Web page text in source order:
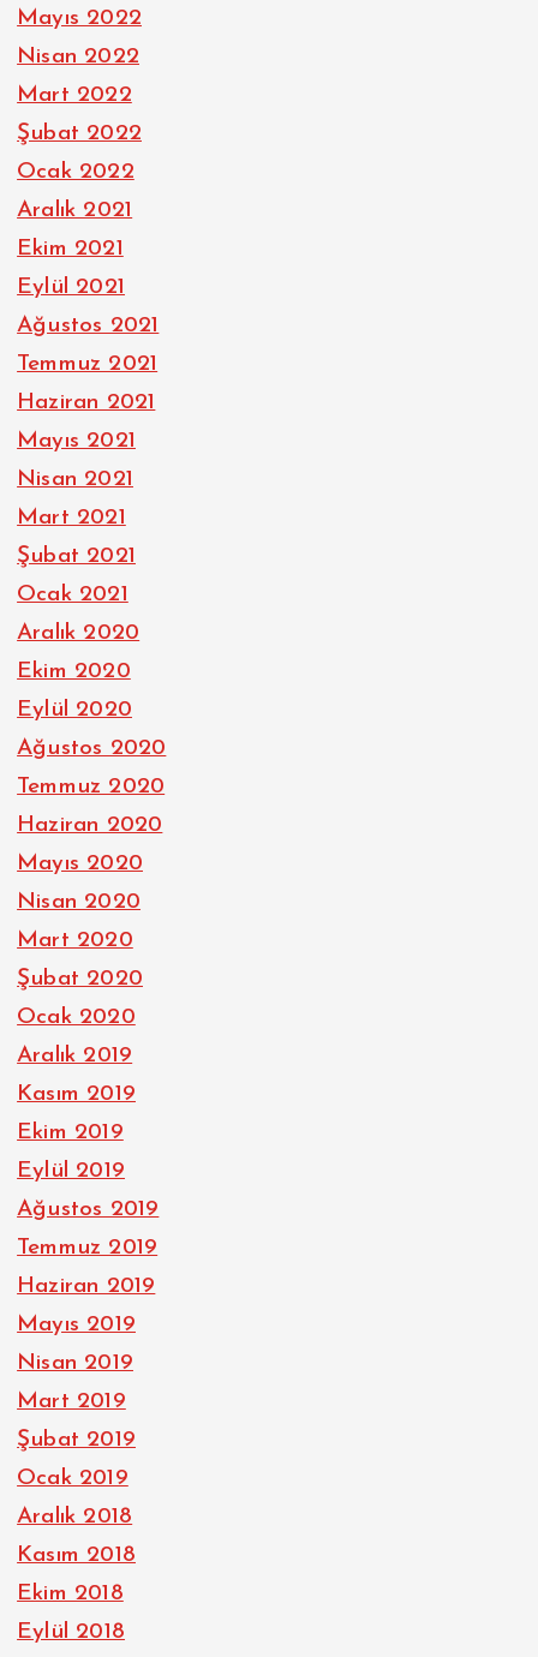
Mayıs 2022
Nisan 2022
Mart 2022
Şubat 2022
Ocak 2022
Aralık 2021
Ekim 2021
Eylül 2021
Ağustos 2021
Temmuz 2021
Haziran 2021
Mayıs 2021
Nisan 2021
Mart 2021
Şubat 2021
Ocak 2021
Aralık 2020
Ekim 2020
Eylül 2020
Ağustos 2020
Temmuz 2020
Haziran 2020
Mayıs 2020
Nisan 2020
Mart 2020
Şubat 2020
Ocak 2020
Aralık 2019
Kasım 2019
Ekim 2019
Eylül 2019
Ağustos 2019
Temmuz 2019
Haziran 2019
Mayıs 2019
Nisan 2019
Mart 2019
Şubat 2019
Ocak 2019
Aralık 2018
Kasım 2018
Ekim 2018
Eylül 2018